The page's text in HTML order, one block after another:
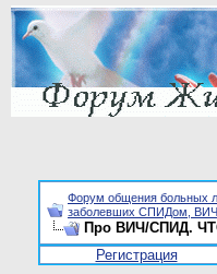
Форум общения больных
заболевших СПИДом, ВИЧ
Про ВИЧ/СПИД.
Регистрация